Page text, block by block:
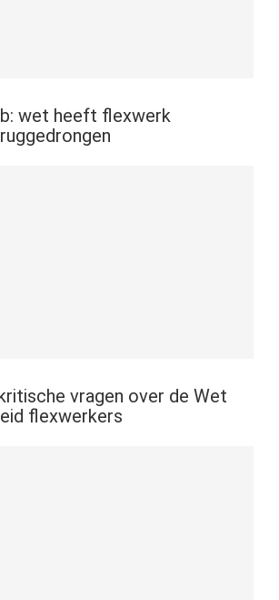
wet heeft flexwerk
vragen over de Wet
flexwerkers